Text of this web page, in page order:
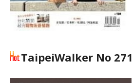
TaipeiWalker No 271